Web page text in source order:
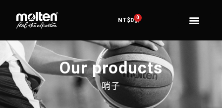
NT$0 0
Our products
哨子